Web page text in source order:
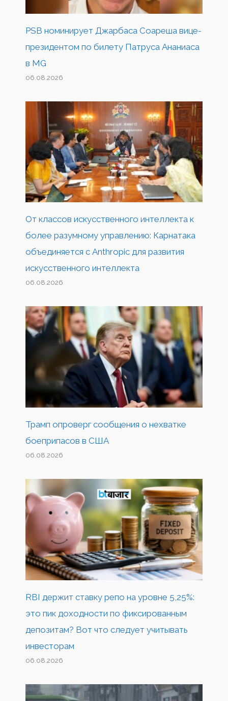
PSB номинирует Джарбаса Соареша вице-
президентом по билету Патруса Ананиаса
в MG
06.08.2026
От классов искусственного интеллекта к
более разумному управлению: Карнатака
объединяется с Anthropic для развития
искусственного интеллекта
06.08.2026
Трамп опроверг сообщения о нехватке
боеприпасов в США
06.08.2026
RBI держит ставку репо на уровне 5,25%:
это пик доходности по фиксированным
депозитам? Вот что следует учитывать
инвесторам
06.08.2026